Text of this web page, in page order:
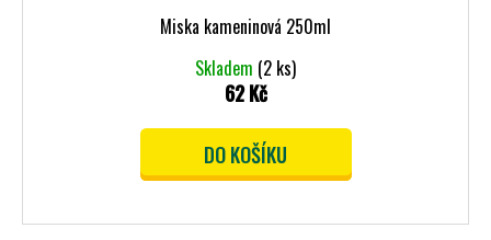
Miska kameninová 250ml
Skladem (2 ks)
62 Kč
DO KOŠÍKU